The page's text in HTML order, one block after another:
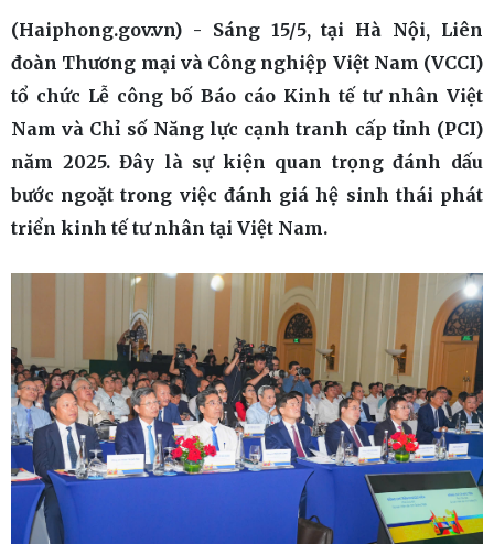
(Haiphong.gov.vn) - Sáng 15/5, tại Hà Nội, Liên
đoàn Thương mại và Công nghiệp Việt Nam (VCCI)
tổ chức Lễ công bố Báo cáo Kinh tế tư nhân Việt
Nam và Chỉ số Năng lực cạnh tranh cấp tỉnh (PCI)
năm 2025. Đây là sự kiện quan trọng đánh dấu
bước ngoặt trong việc đánh giá hệ sinh thái phát
triển kinh tế tư nhân tại Việt Nam.